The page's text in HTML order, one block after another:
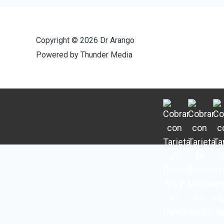
Copyright © 2026 Dr Arango
Powered by Thunder Media